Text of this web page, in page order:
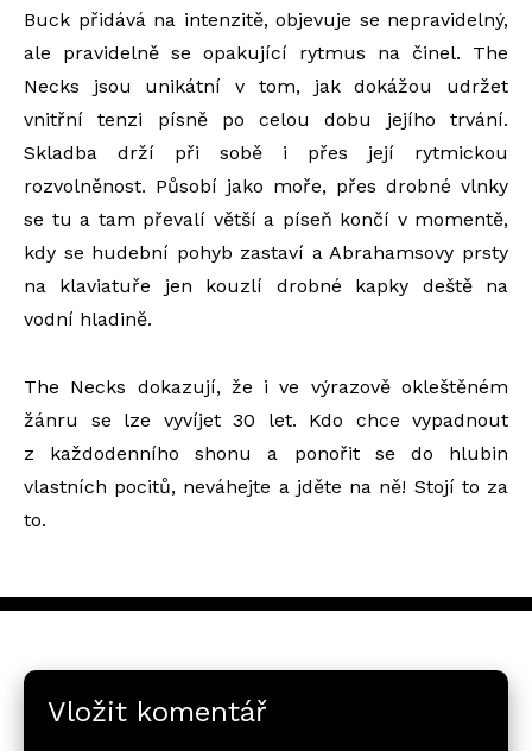
Buck přidává na intenzitě, objevuje se nepravidelný,
ale pravidelně se opakující rytmus na činel. The
Necks jsou unikátní v tom, jak dokážou udržet
vnitřní tenzi písně po celou dobu jejího trvání.
Skladba drží při sobě i přes její rytmickou
rozvolněnost. Působí jako moře, přes drobné vlnky
se tu a tam převalí větší a píseň končí v momentě,
kdy se hudební pohyb zastaví a Abrahamsovy prsty
na klaviatuře jen kouzlí drobné kapky deště na
vodní hladině.
The Necks dokazují, že i ve výrazově okleštěném
žánru se lze vyvíjet 30 let. Kdo chce vypadnout
z každodenního shonu a ponořit se do hlubin
vlastních pocitů, neváhejte a jděte na ně! Stojí to za
to.
Vložit komentář